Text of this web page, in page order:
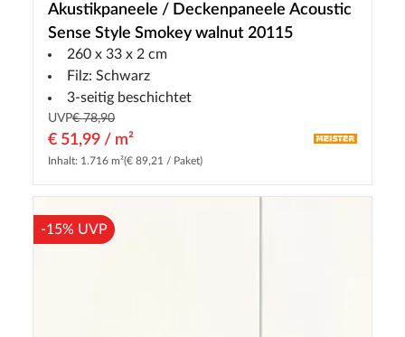
Akustikpaneele / Deckenpaneele Acoustic
Sense Style Smokey walnut 20115
260 x 33 x 2 cm
Filz: Schwarz
3-seitig beschichtet
UVP€ 78,90
€ 51,99 / m²
Inhalt: 1.716 m²(€ 89,21 / Paket)
-15% UVP